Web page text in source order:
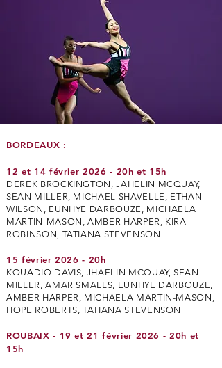
BORDEAUX :
12 et 14 février 2026 - 20h et 15h
DEREK BROCKINGTON, JAHELIN MCQUAY,
SEAN MILLER, MICHAEL SHAVELLE, ETHAN
WILSON, EUNHYE DARBOUZE, MICHAELA
MARTIN-MASON, AMBER HARPER, KIRA
ROBINSON, TATIANA STEVENSON
15 février 2026 - 20h
KOUADIO DAVIS, JHAELIN MCQUAY, SEAN
MILLER, AMAR SMALLS, EUNHYE DARBOUZE,
AMBER HARPER, MICHAELA MARTIN-MASON,
HOPE ROBERTS, TATIANA STEVENSON
ROUBAIX - 19 et 21 février 2026 - 20h et
15h